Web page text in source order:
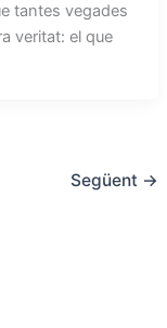
tantes vegades
veritat: el que
Següent →